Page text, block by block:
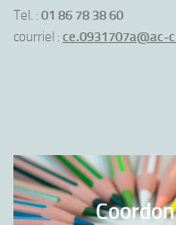
Tel. : 01 86 78 38 60
courriel : ce.0931707a@ac-